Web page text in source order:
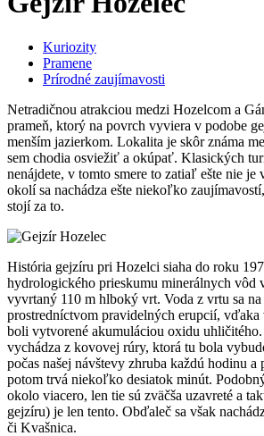
Kuriozity
Pramene
Prírodné zaujímavosti
Netradičnou atrakciou medzi Hozelcom a
prameň, ktorý na povrch vyviera v podobe
menším jazierkom. Lokalita je skôr známa
sem chodia osviežiť a okúpať. Klasických
nenájdete, v tomto smere to zatiaľ ešte nie
okolí sa nachádza ešte niekoľko
stojí za to.
História gejzíru pri Hozelci siaha do roku
hydrologického prieskumu minerálnych vôd
vyvrtaný 110 m hlboký vrt. Voda z vrtu sa na
prostredníctvom pravidelných erupcií,
boli vytvorené akumuláciou oxidu
vychádza z kovovej rúry, ktorá tu bola
počas našej návštevy zhruba každú hodinu a
potom trvá niekoľko desiatok minút.
okolo viacero, len tie sú zväčša uzavreté a
gejzíru) je len tento. Obďaleč sa však
či Kvašnica.